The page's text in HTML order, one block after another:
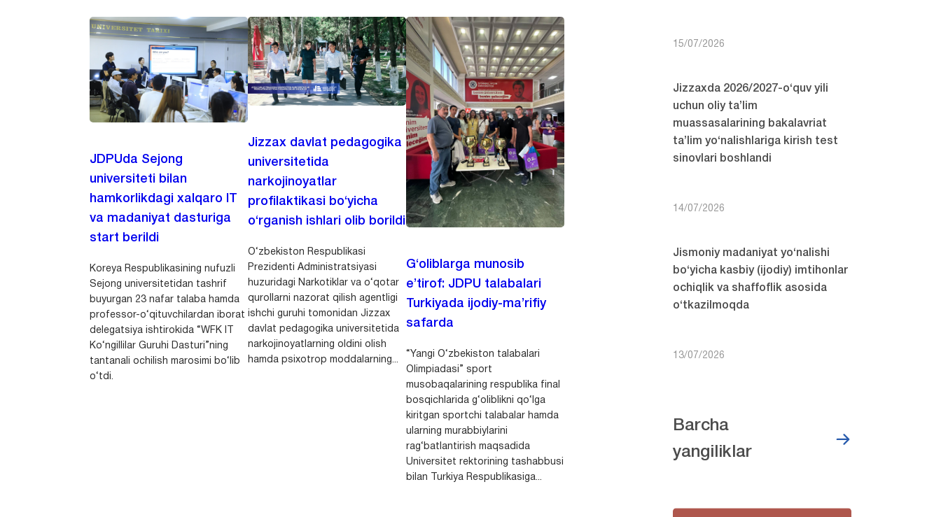
JDPUda Sejong
universiteti bilan
hamkorlikdagi xalqaro IT
va madaniyat dasturiga
start berildi
Koreya Respublikasining nufuzli
Sejong universitetidan tashrif
buyurgan 23 nafar talaba hamda
professor-o‘qituvchilardan iborat
delegatsiya ishtirokida “WFK IT
Ko‘ngillilar Guruhi Dasturi”ning
tantanali ochilish marosimi bo‘lib
o‘tdi.
Jizzax davlat pedagogika
universitetida
narkojinoyatlar
profilaktikasi bo‘yicha
o‘rganish ishlari olib borildi
O‘zbekiston Respublikasi
Prezidenti Administratsiyasi
huzuridagi Narkotiklar va o‘qotar
qurollarni nazorat qilish agentligi
ishchi guruhi tomonidan Jizzax
davlat pedagogika universitetida
narkojinoyatlarning oldini olish
hamda psixotrop moddalarning...
G‘oliblarga munosib
e’tirof: JDPU talabalari
Turkiyada ijodiy-ma’rifiy
safarda
“Yangi O‘zbekiston talabalari
Olimpiadasi” sport
musobaqalarining respublika final
bosqichlarida g‘oliblikni qo‘lga
kiritgan sportchi talabalar hamda
ularning murabbiylarini
rag‘batlantirish maqsadida
Universitet rektorining tashabbusi
bilan Turkiya Respublikasiga...
15/07/2026
Jizzaxda 2026/2027-o‘quv yili
uchun oliy ta’lim
muassasalarining bakalavriat
ta’lim yo‘nalishlariga kirish test
sinovlari boshlandi
14/07/2026
Jismoniy madaniyat yo‘nalishi
bo‘yicha kasbiy (ijodiy) imtihonlar
ochiqlik va shaffoflik asosida
o‘tkazilmoqda
13/07/2026
Barcha
yangiliklar